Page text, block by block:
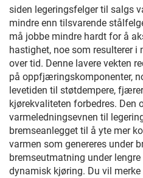
siden legeringsfelger til salgs
mindre enn tilsvarende
må jobbe mindre hardt for å
hastighet, noe som resulterer
over tid. Denne lavere vekten
på oppfjæringskomponenter,
levetiden til støtdempere,
kjørekvaliteten forbedres. Den
varmeledningsevnen til
bremseanlegget til å yte mer
varmen som genereres under
bremseutmatning under
dynamisk kjøring. Du vil